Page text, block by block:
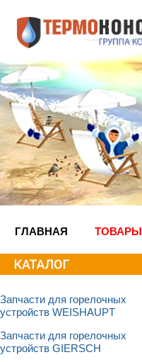
ГЛАВНАЯ ТОВАРЫ
Запчасти для горелочных
устройств WEISHAUPT
Запчасти для горелочных
устройств GIERSCH